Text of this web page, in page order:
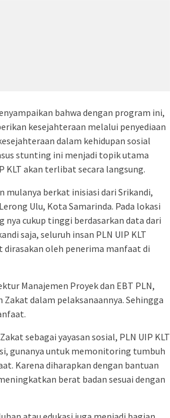
bahwa dengan program ini,
kesejahteraan melalui penyediaan
dalam kehidupan sosial
stunting ini menjadi topik utama
KLT akan terlibat secara langsung.
mulanya berkat inisiasi dari Srikandi,
Ulu, Kota Samarinda. Pada lokasi
cukup tinggi berdasarkan data dari
saja, seluruh insan PLN UIP KLT
oleh penerima manfaat di
Manajemen Proyek dan EBT PLN,
dalam pelaksanaannya. Sehingga
sebagai yayasan sosial, PLN UIP KLT
gunanya untuk memonitoring tumbuh
Karena diharapkan dengan bantuan
berat badan sesuai dengan